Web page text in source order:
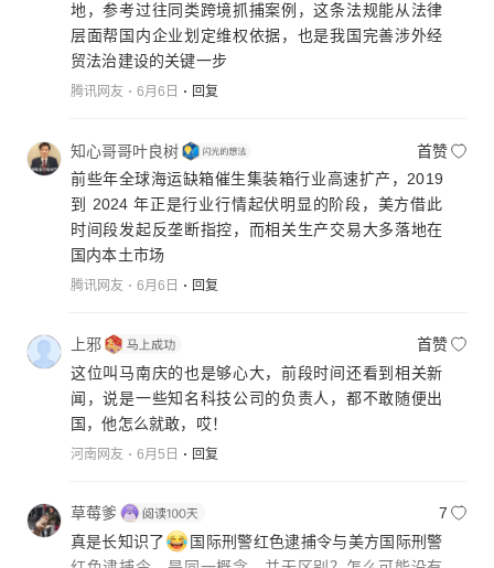
地，参考过往同类跨境抓捕案例，这条法规能从法律
层面帮国内企业划定维权依据，也是我国完善涉外经
贸法治建设的关键一步
腾讯网友 6月6日 回复
知心哥哥叶良树
首赞
前些年全球海运缺箱催生集装箱行业高速扩产，2019
到 2024 年正是行业行情起伏明显的阶段，美方借此
时间段发起反垄断指控，而相关生产交易大多落地在
国内本土市场
腾讯网友 6月6日 回复
上邪
首赞
这位叫马南庆的也是够心大，前段时间还看到相关新
闻，说是一些知名科技公司的负责人，都不敢随便出
国，他怎么就敢，哎！
河南网友 6月5日 回复
草莓爹
7
真是长知识了
国际刑警红色逮捕令与美方国际刑警